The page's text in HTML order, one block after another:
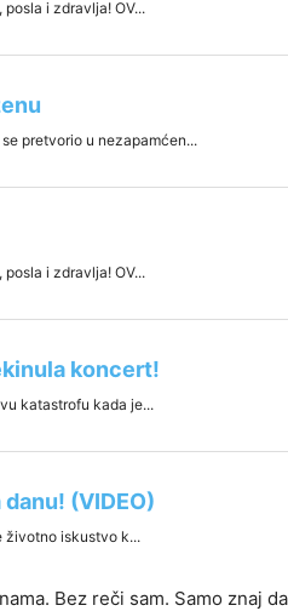
Bez reči sam. Samo znaj